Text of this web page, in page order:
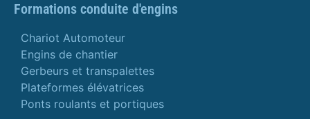
Formations conduite d'engins
Chariot Automoteur
Engins de chantier
Gerbeurs et transpalettes
Plateformes élévatrices
Ponts roulants et portiques